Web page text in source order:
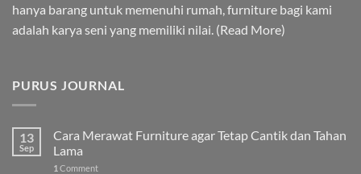
hanya barang untuk memenuhi rumah, furniture bagi kami
adalah karya seni yang memiliki nilai. (Read More)
PURUS JOURNAL
13
Sep
Cara Merawat Furniture agar Tetap Cantik dan Tahan
Lama
1 Comment